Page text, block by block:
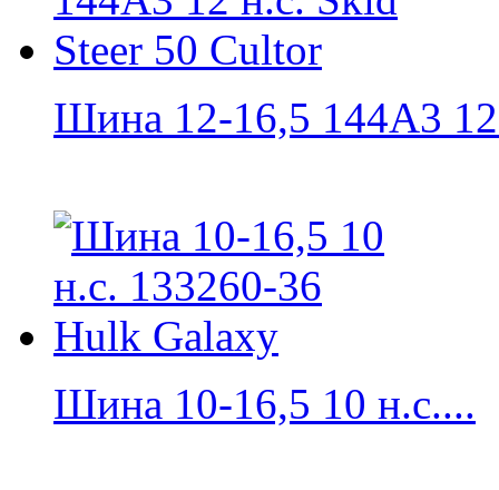
Шина 12-16,5 144A3
Шина 10-16,5 10 н.с....